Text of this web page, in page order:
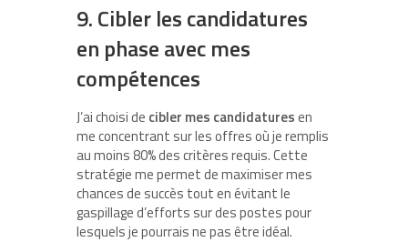
9. Cibler les candidatures
en phase avec mes
compétences
J’ai choisi de cibler mes candidaturesen
me concentrant sur les offres où je remplis
au moins 80% des critères requis. Cette
stratégie me permet de maximiser mes
chances de succès tout en évitant le
gaspillage d’efforts sur des postes pour
lesquels je pourrais ne pas être idéal.